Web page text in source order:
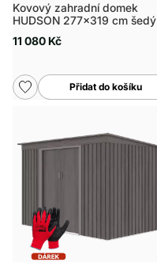
Kovový zahradní domek
HUDSON 277x319 cm šedý
11 080 Kč
Přidat do košíku